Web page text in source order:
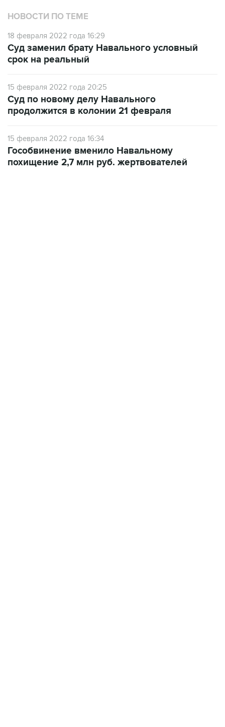
НОВОСТИ ПО ТЕМЕ
18 февраля 2022 года 16:29
Суд заменил брату Навального условный
срок на реальный
15 февраля 2022 года 20:25
Суд по новому делу Навального
продолжится в колонии 21 февраля
15 февраля 2022 года 16:34
Гособвинение вменило Навальному
похищение 2,7 млн руб. жертвователей